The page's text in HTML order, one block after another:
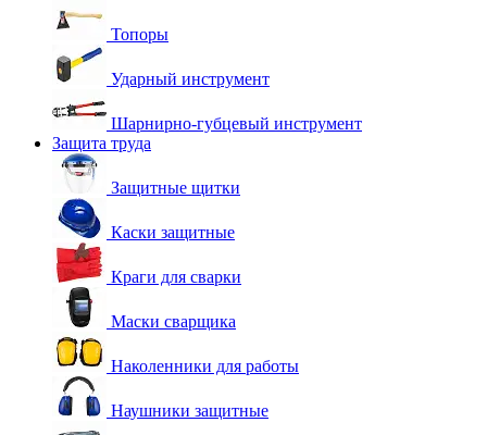
Топоры
Ударный инструмент
Шарнирно-губцевый инструмент
Защита труда
Защитные щитки
Каски защитные
Краги для сварки
Маски сварщика
Наколенники для работы
Наушники защитные